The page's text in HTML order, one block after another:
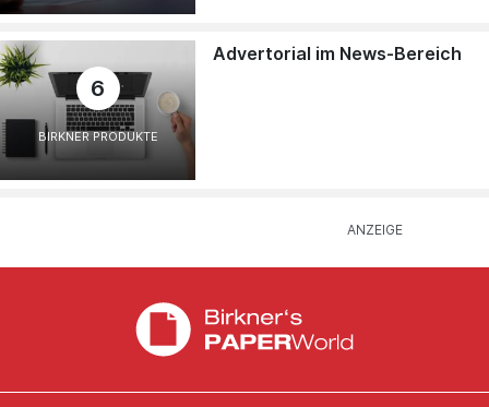
6
BIRKNER PRODUKTE
Advertorial im News-Bereich